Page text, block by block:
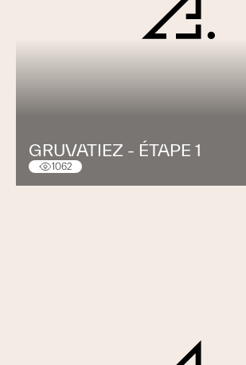
GRUVATIEZ - ÉTAPE 1
1062